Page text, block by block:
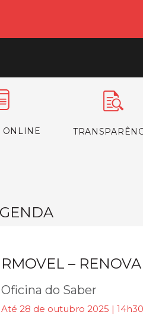
ONLINE
RMOVEL –
Oficina do Saber
Até 28 de outubro 2025 | 14h30